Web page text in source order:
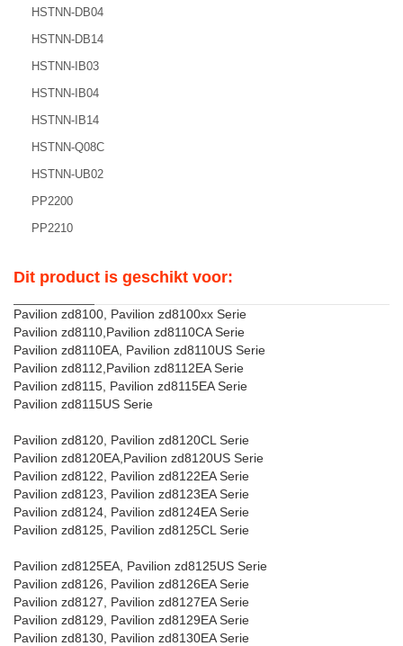
HSTNN-DB04
HSTNN-DB14
HSTNN-IB03
HSTNN-IB04
HSTNN-IB14
HSTNN-Q08C
HSTNN-UB02
PP2200
PP2210
Dit product is geschikt voor:
Pavilion zd8100, Pavilion zd8100xx Serie
Pavilion zd8110,Pavilion zd8110CA Serie
Pavilion zd8110EA, Pavilion zd8110US Serie
Pavilion zd8112,Pavilion zd8112EA Serie
Pavilion zd8115, Pavilion zd8115EA Serie
Pavilion zd8115US Serie
Pavilion zd8120, Pavilion zd8120CL Serie
Pavilion zd8120EA,Pavilion zd8120US Serie
Pavilion zd8122, Pavilion zd8122EA Serie
Pavilion zd8123, Pavilion zd8123EA Serie
Pavilion zd8124, Pavilion zd8124EA Serie
Pavilion zd8125, Pavilion zd8125CL Serie
Pavilion zd8125EA, Pavilion zd8125US Serie
Pavilion zd8126, Pavilion zd8126EA Serie
Pavilion zd8127, Pavilion zd8127EA Serie
Pavilion zd8129, Pavilion zd8129EA Serie
Pavilion zd8130, Pavilion zd8130EA Serie